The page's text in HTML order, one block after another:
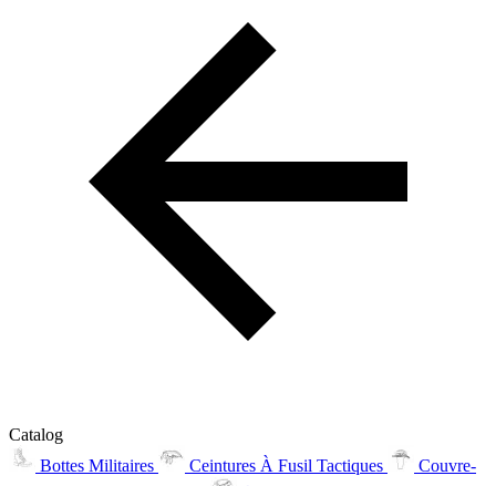
Catalog
Bottes Militaires
Ceintures À Fusil Tactiques
Couvre-